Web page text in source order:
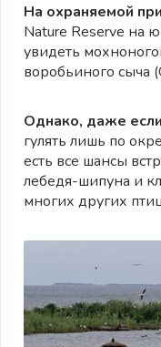
На охраняемой
Nature Reserve на
увидеть
воробьиного сыча
Однако, даже если
гулять лишь по
есть все шансы
лебедя-шипуна и
многих других